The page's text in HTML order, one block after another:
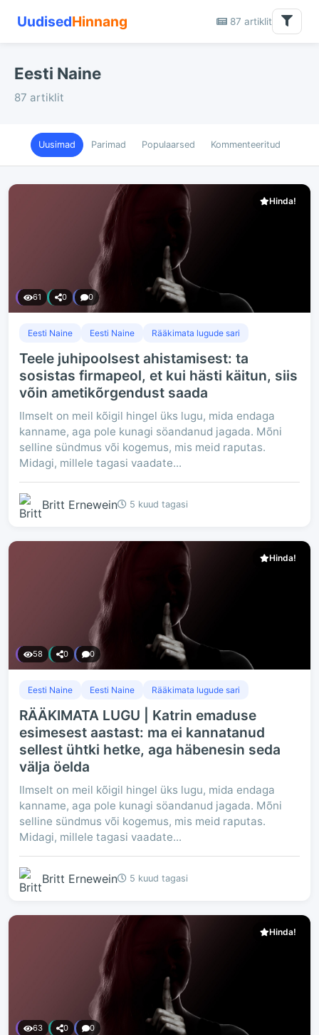
UudisedHinnang 87 artiklit
Eesti Naine
87 artiklit
Uusimad Parimad Populaarsed Kommenteeritud
Hinda!
61 0 0
Eesti Naine Eesti Naine Rääkimata lugude sari
Teele juhipoolsest ahistamisest: ta
sosistas firmapeol, et kui hästi käitun, siis
võin ametikõrgendust saada
Ilmselt on meil kõigil hingel üks lugu, mida endaga
kanname, aga pole kunagi söandanud jagada. Mõni
selline sündmus või kogemus, mis meid raputas.
Midagi, millele tagasi vaadate...
Britt Ernewein 5 kuud tagasi
Hinda!
58 0 0
Eesti Naine Eesti Naine Rääkimata lugude sari
RÄÄKIMATA LUGU | Katrin emaduse
esimesest aastast: ma ei kannatanud
sellest ühtki hetke, aga häbenesin seda
välja öelda
Ilmselt on meil kõigil hingel üks lugu, mida endaga
kanname, aga pole kunagi söandanud jagada. Mõni
selline sündmus või kogemus, mis meid raputas.
Midagi, millele tagasi vaadate...
Britt Ernewein 5 kuud tagasi
Hinda!
63 0 0